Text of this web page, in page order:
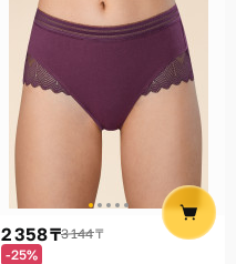
2 358 ₸3 144 ₸
-25%